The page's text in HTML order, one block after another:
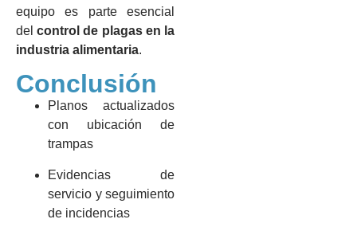
equipo es parte esencial
delcontrol de plagas en la
industria alimentaria.
Conclusión
Planos actualizados
con ubicación de
trampas
Evidencias de
servicio y seguimiento
de incidencias